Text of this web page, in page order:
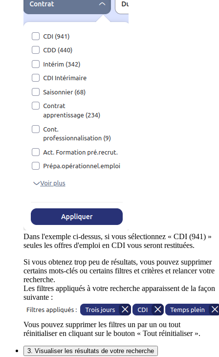
Dans l'exemple ci-dessus, si vous sélectionnez « CDI (941) »
seules les offres d'emploi en CDI vous seront restituées.
Si vous obtenez trop peu de résultats, vous pouvez supprimer
certains mots-clés ou certains filtres et critères et relancer votre
recherche.
Les filtres appliqués à votre recherche apparaissent de la façon
suivante :
Vous pouvez supprimer les filtres un par un ou tout
réinitialiser en cliquant sur le bouton « Tout réinitialiser ».
3. Visualiser les résultats de votre recherche